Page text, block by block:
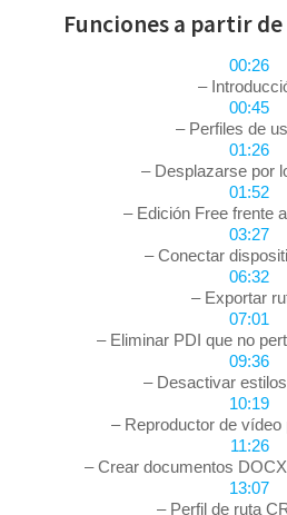
Funciones a partir
00:26
–
00:45
– Perfiles de
01:26
– Desplazarse por
01:52
– Edición Free frente
03:27
– Conectar
06:32
– Exportar
07:01
– Eliminar PDI que no
09:36
– Desactivar
10:19
– Reproductor de vídeo
11:26
– Crear documentos
13:07
– Perfil de ruta